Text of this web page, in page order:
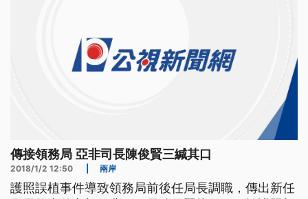
傳接領務局 亞非司長陳俊賢三緘其口
2018/1/2 12:50 兩岸
護照誤植事件導致領務局前後任局長調職，傳出新任